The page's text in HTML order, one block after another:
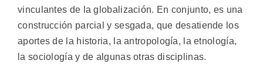
vinculantes de la globalización. En conjunto, es una
construcción parcial y sesgada, que desatiende los
aportes de la historia, la antropología, la etnología,
la sociología y de algunas otras disciplinas.